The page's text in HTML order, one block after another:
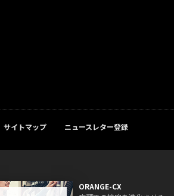
サイトマップ ニュースレター登録
ORANGE-CX